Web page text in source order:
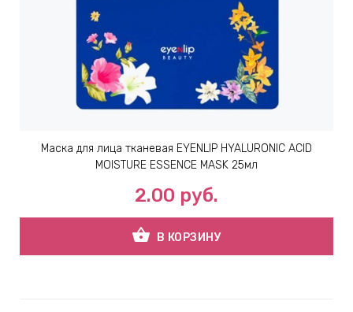
Маска для лица тканевая EYENLIP HYALURONIC ACID
MOISTURE ESSENCE MASK 25мл
2.00 руб.
shopping_basket В КОРЗИНУ